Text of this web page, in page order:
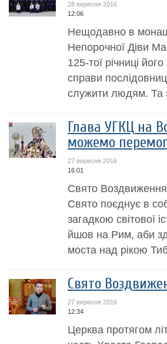
28 вересня 2016
12:06
Нещодавно в
Непорочної Діви
125-тої річниці
справи
служити людям. Та
Глава УГКЦ на
можемо
27 вересня 2016
16:01
Свято
Свято поєднує в
загадкою світової
йшов на Рим, аби
моста над рікою
Свято
27 вересня 2016
12:34
Церква протягом